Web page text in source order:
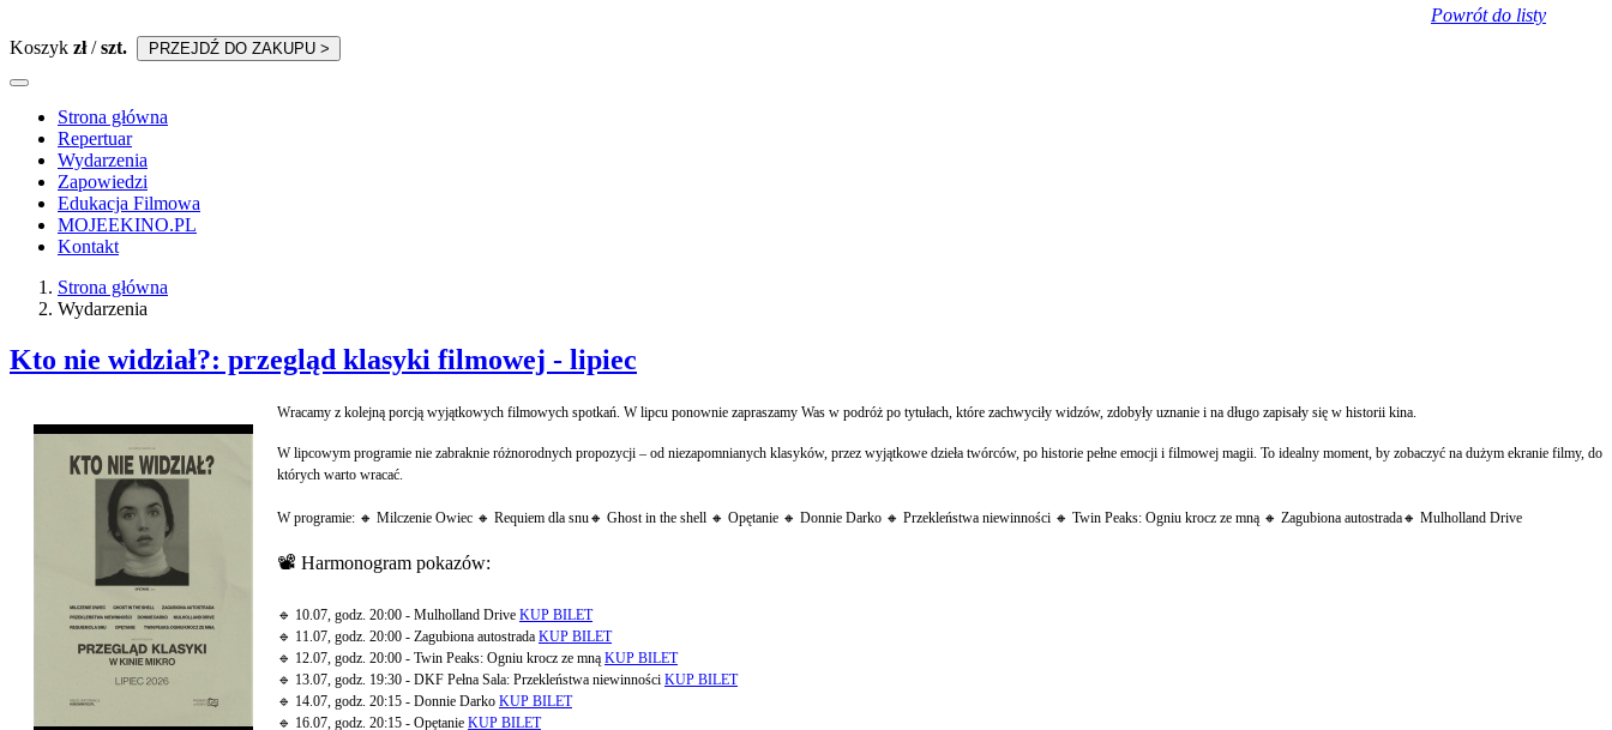
Koszyk zł/szt. PRZEJDŹ DO ZAKUPU >
Strona główna
Repertuar
Wydarzenia
Zapowiedzi
Edukacja Filmowa
MOJEEKINO.PL
Kontakt
Strona główna
Wydarzenia
Kto nie widział?: przegląd klasyki filmowej - lipiec
Powrót do listy
Wracamy z kolejną porcją wyjątkowych filmowych spotkań. W lipcu ponownie zapraszamy Was w podróż po tytułach, które zachwyciły widzów, zdobyły uznanie i na długo zapisały się w historii kina.
W lipcowym programie nie zabraknie różnorodnych propozycji – od niezapomnianych klasyków, przez wyjątkowe dzieła twórców, po historie pełne emocji i filmowej magii. To idealny moment, by zobaczyć na dużym ekranie filmy, do
których warto wracać.
W programie: 🔸 Milczenie Owiec 🔸 Requiem dla snu🔸 Ghost in the shell 🔸 Opętanie 🔸 Donnie Darko 🔸 Przekleństwa niewinności 🔸 Twin Peaks: Ogniu krocz ze mną 🔸 Zagubiona autostrada🔸 Mulholland Drive
📽 Harmonogram pokazów:
🔹 10.07, godz. 20:00 - Mulholland Drive KUP BILET
🔹 11.07, godz. 20:00 - Zagubiona autostrada KUP BILET
🔹 12.07, godz. 20:00 - Twin Peaks: Ogniu krocz ze mną KUP BILET
🔹 13.07, godz. 19:30 - DKF Pełna Sala: Przekleństwa niewinności KUP BILET
🔹 14.07, godz. 20:15 - Donnie Darko KUP BILET
🔹 16.07, godz. 20:15 - Opętanie KUP BILET